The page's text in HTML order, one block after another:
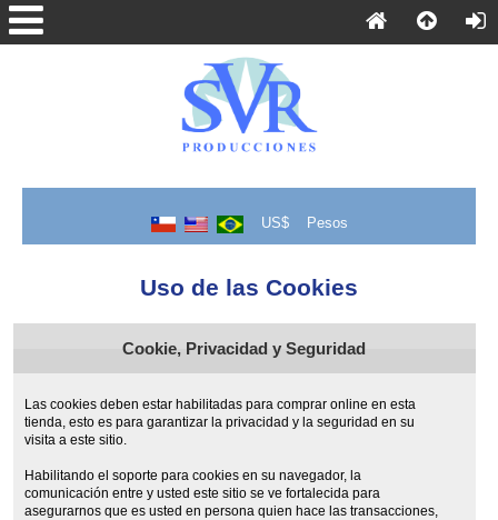
US$ Pesos
Uso de las Cookies
Cookie, Privacidad y Seguridad
Las cookies deben estar habilitadas para comprar online en esta
tienda, esto es para garantizar la privacidad y la seguridad en su
visita a este sitio.
Habilitando el soporte para cookies en su navegador, la
comunicación entre y usted este sitio se ve fortalecida para
asegurarnos que es usted en persona quien hace las transacciones,